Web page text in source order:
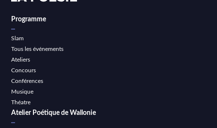
Programme
Slam
Tous les événements
Ateliers
Concours
Conférences
Musique
Théatre
Atelier Poétique de Wallonie